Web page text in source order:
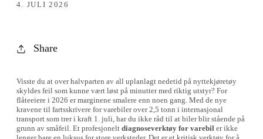
4. JULI 2026
Share
Visste du at over halvparten av all uplanlagt nedetid på nyttekjøretøy
skyldes feil som kunne vært løst på minutter med riktig utstyr? For
flåteeiere i 2026 er marginene smalere enn noen gang. Med de nye
kravene til fartsskrivere for varebiler over 2,5 tonn i internasjonal
transport som trer i kraft 1. juli, har du ikke råd til at biler blir stående på
grunn av småfeil. Et profesjonelt diagnoseverktøy for varebiler ikke